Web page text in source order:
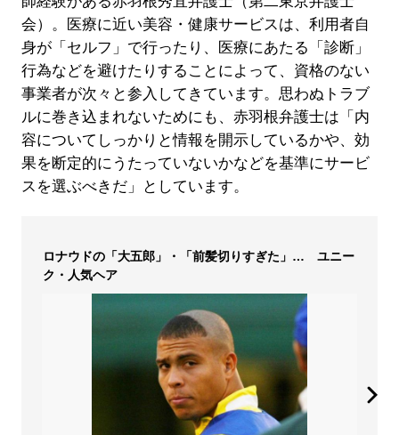
会）。医療に近い美容・健康サービスは、利用者自
身が「セルフ」で行ったり、医療にあたる「診断」
行為などを避けたりすることによって、資格のない
事業者が次々と参入してきています。思わぬトラブ
ルに巻き込まれないためにも、赤羽根弁護士は「内
容についてしっかりと情報を開示しているかや、効
果を断定的にうたっていないかなどを基準にサービ
スを選ぶべきだ」としています。
ロナウドの「大五郎」・「前髪切りすぎた」… ユニー
ク・人気ヘア